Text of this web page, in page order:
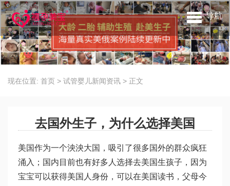
导航
现在位置: 首页 > 试管婴儿新闻资讯 > 正文
去国外生子，为什么选择美国
美国作为一个泱泱大国，吸引了很多国外的群众疯狂
涌入；国内目前也有好多人选择去美国生孩子，因为
宝宝可以获得美国人身份，可以在美国读书，父母今